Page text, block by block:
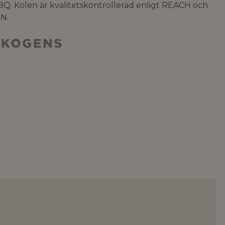
Kolen är kvalitetskontrollerad enligt REACH och